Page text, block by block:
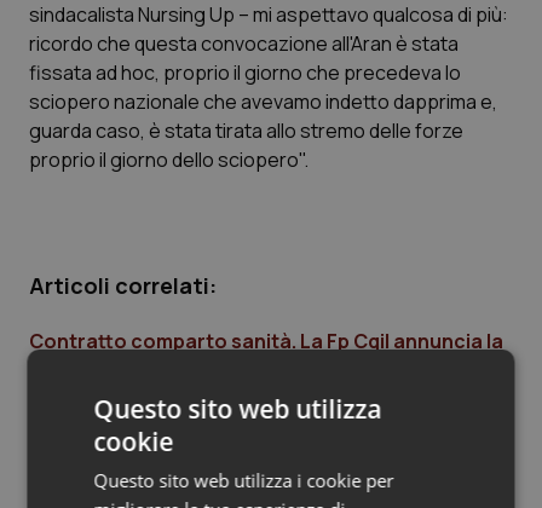
Provincia Autonoma di Bolzano
Provincia Autonoma di Trento
Puglia
Sicilia
Toscana
Umbria
Valle D’Aosta
Infezioni & Febbre
Ipertensione & Scompenso
Malattie rare
Neuroscienze & patologie neurodegenerative
Obesità
Oftalmologia
Oncodermatologia
sindacalista Nursing Up – mi aspettavo qualcosa di più:
ricordo che questa convocazione all'Aran è stata
fissata ad hoc, proprio il giorno che precedeva lo
sciopero nazionale che avevamo indetto dapprima e,
guarda caso, è stata tirata allo stremo delle forze
proprio il giorno dello sciopero".
Articoli correlati:
Contratto comparto sanità. La Fp Cgil annuncia la
arretrati del 2016 e 2017. Ecco i dettagli
© Riproduzione riservata
Questo sito web utilizza
cookie
Questo sito web utilizza i cookie per